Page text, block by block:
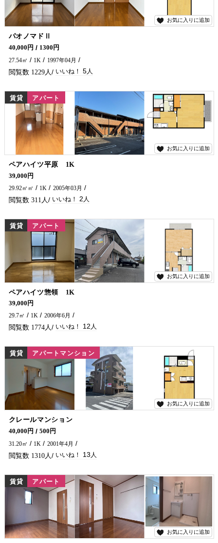
お気に入りに追加
パオノマドⅡ
スーパー・コンビニ・イオン近くにあり便利な場所です！ 単身の方、おすすめですよ～～(*^^*) 延岡市でアパートをお探しなら、五ヶ瀬不動産にお問い合わせください🏠✨
40,000円
1300円
27.54㎡
1K 1997年04月
1229 5
お気に入りに追加
賃貸 アパート
ペアハイツ平原 1K
高台にあります一人暮らしにおすすめのアパートです★ コンビニ・バス停近くにありますよーー！ インターネットも無料です(^^)/ 延岡市でアパートをお探しなら、五ヶ瀬不動産にお問い合わせください🏠✨
39,000円
29.92㎡㎡
1K 2005年03月
311 2
お気に入りに追加
賃貸 アパート
ペアハイツ惣領 1K
インターネット無料付★単身の方におすすめのアパートです(^^)/ 延岡市でアパートをお探しなら、五ヶ瀬不動産にお問い合わせください🏠✨
39,000円
29.7㎡
1K 2006年6月
1774 12
お気に入りに追加
賃貸 アパートマンション
クレールマンション
スーパー・飲食店・コインランドリーなど近くにあり、利便性◎です(*^^*) インターネット無料もお得ですよ～♪ アパートをお探しでしたら是非五ヶ瀬不動産へお問合せください🏠✨
40,000円
500円
31.20㎡
1K 2001年4月
1310 13
お気に入りに追加
賃貸 アパート